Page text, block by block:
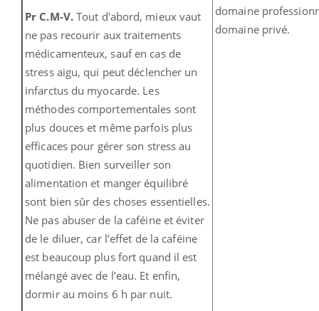
Pr C.M-V. Tout d'abord, mieux vaut
ne pas recourir aux traitements
médicamenteux, sauf en cas de
stress aigu, qui peut déclencher un
infarctus du myocarde. Les
méthodes comportementales sont
plus douces et même parfois plus
efficaces pour gérer son stress au
quotidien. Bien surveiller son
alimentation et manger équilibré
sont bien sûr des choses essentielles.
Ne pas abuser de la caféine et éviter
de le diluer, car l’effet de la caféine
est beaucoup plus fort quand il est
mélangé avec de l’eau. Et enfin,
dormir au moins 6 h par nuit.
domaine
domaine privé.